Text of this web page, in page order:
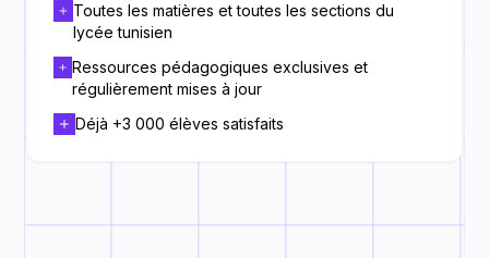
Toutes les matières et toutes les sections du
lycée tunisien
Ressources pédagogiques exclusives et
régulièrement mises à jour
Déjà +3 000 élèves satisfaits